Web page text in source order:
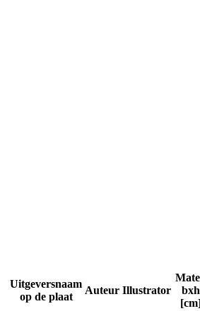
Uitgeversnaam
op de plaat
Auteur Illustrator
bxh